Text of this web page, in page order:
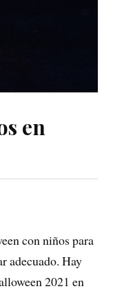
en
con niños para
adecuado. Hay
2021 en